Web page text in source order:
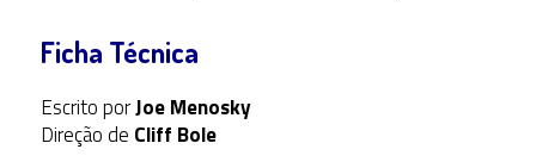
Ficha Técnica
Escrito porJoe Menosky
Direção de Cliff Bole